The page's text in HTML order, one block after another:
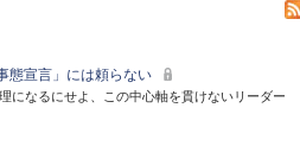
態宣言」には頼らない
になるにせよ、この中心軸を貫けないリーダー